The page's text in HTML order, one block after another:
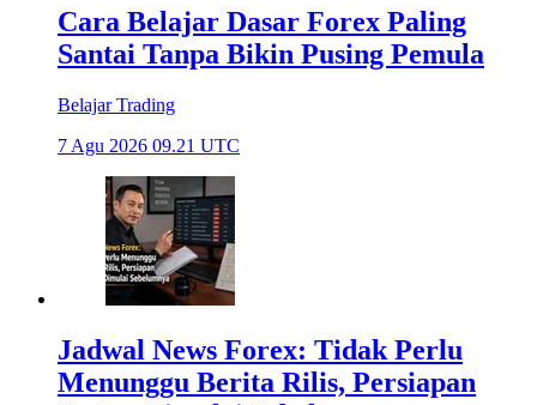
Cara Belajar Dasar Forex Paling
Santai Tanpa Bikin Pusing Pemula
Belajar Trading
7 Agu 2026 09.21 UTC
Jadwal News Forex: Tidak Perlu
Menunggu Berita Rilis, Persiapan